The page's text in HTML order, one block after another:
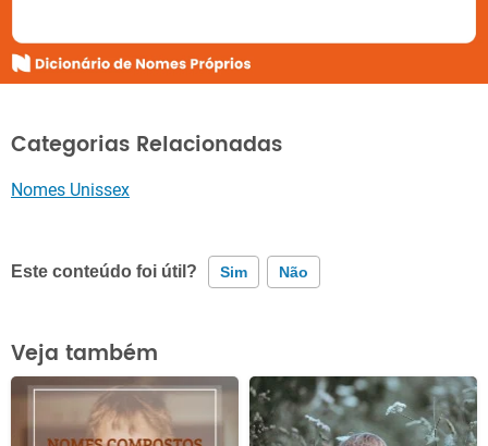
Categorias Relacionadas
Nomes Unissex
Este conteúdo foi útil? Sim Não
Este conteúdo contém informação incorreta
Este conteúdo não tem a informação que procuro
Outro
Veja também